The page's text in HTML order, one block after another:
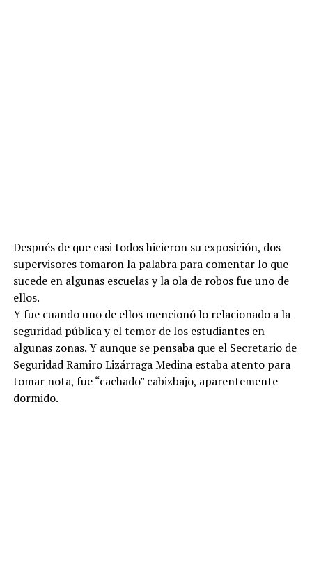
Después de que casi todos hicieron su exposición, dos
supervisores tomaron la palabra para comentar lo que
sucede en algunas escuelas y la ola de robos fue uno de
ellos.
Y fue cuando uno de ellos mencionó lo relacionado a la
seguridad pública y el temor de los estudiantes en
algunas zonas. Y aunque se pensaba que el Secretario de
Seguridad Ramiro Lizárraga Medina estaba atento para
tomar nota, fue “cachado” cabizbajo, aparentemente
dormido.